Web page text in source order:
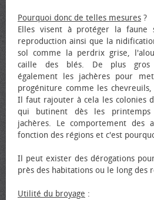
Pourquoi donc de telles mesures ?
Elles visent à protéger la faune
reproduction ainsi que la
sol comme la perdrix grise,
caille des blés. De plus gros
également les jachères pour
progéniture comme les
Il faut rajouter à cela les colonies
qui butinent dès les
jachères. Le comportement des
fonction des régions et c'est
Il peut exister des dérogations
près des habitations ou le long des
Utilité du broyage :